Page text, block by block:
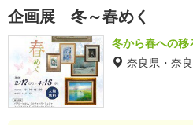
企画展 冬～春めく
冬から春への移
奈良県・奈